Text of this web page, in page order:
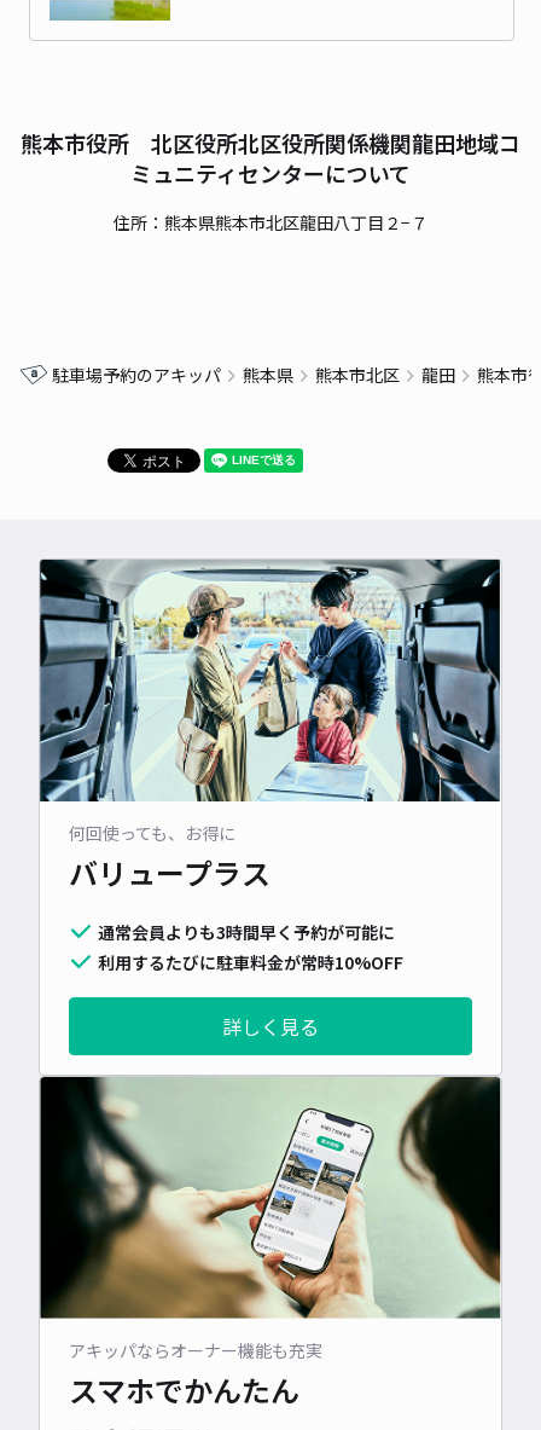
熊本市役所 北区役所北区役所関係機関龍田地域コ
ミュニティセンターについて
住所：熊本県熊本市北区龍田八丁目２−７
駐車場予約のアキッパ 熊本県 熊本市北区 龍田 熊本市
何回使っても、お得に
バリュープラス
通常会員よりも3時間早く予約が可能に
利用するたびに駐車料金が常時10%OFF
詳しく見る
アキッパならオーナー機能も充実
スマホでかんたん